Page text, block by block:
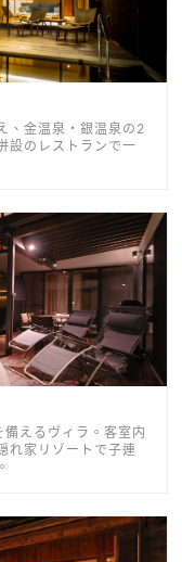
、金温泉・銀温泉の2
設のレストランで一
えるヴィラ。客室内
れ家リゾートで子連